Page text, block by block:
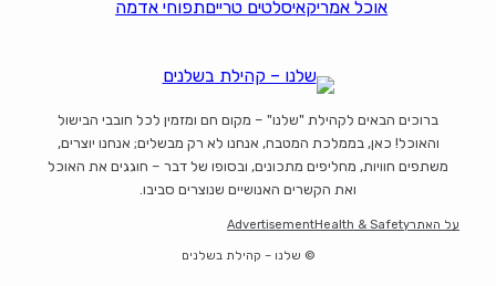
אוכל אמריקאיסלטים טרייםתפוחי אדמה
ברוכים הבאים לקהילת "שלנו" – מקום חם ומזמין לכל חובבי הבישול
והאוכל! כאן, בממלכת המטבח, אנחנו לא רק מבשלים; אנחנו יוצרים,
משתפים חוויות, מחליפים מתכונים, ובסופו של דבר – חוגגים את האוכל
ואת הקשרים האנושיים שנוצרים סביבו.
על האתרHealth & Safety
Advertisement
© שלנו – קהילת בשלנים